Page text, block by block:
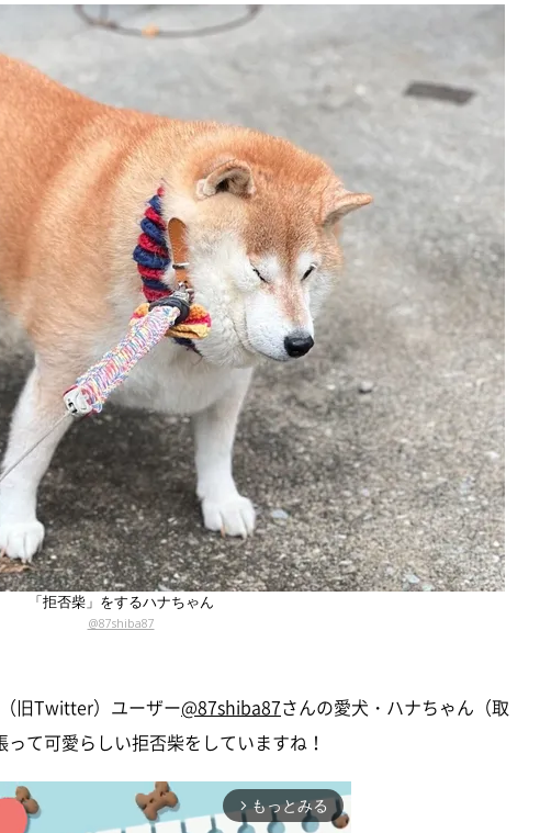
「拒否柴」をするハナちゃん
@87shiba87
旧Twitter）ユーザー@87shiba87さんの愛犬・ハナちゃん（取
て可愛らしい拒否柴をしていますね！
arrow_forward_ios もっとみる